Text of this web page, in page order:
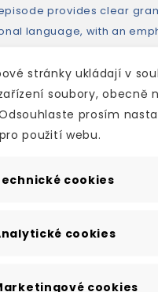
provides clear
language, with an
is supported by an
and a Video Guide for
stránky ukládají v
soubory, obecně
prosím
použití webu.
cookies
cookies
cookies